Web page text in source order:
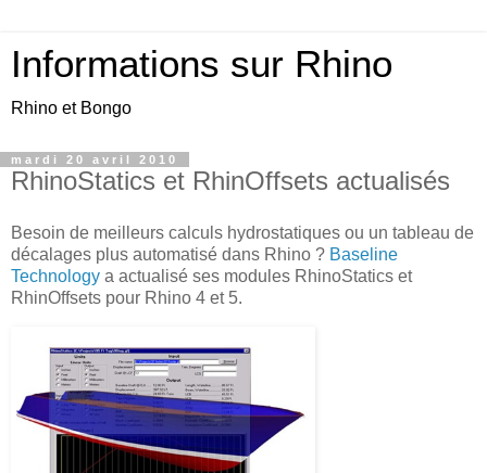
Informations sur Rhino
Rhino et Bongo
mardi 20 avril 2010
RhinoStatics et RhinOffsets actualisés
Besoin de meilleurs calculs hydrostatiques ou un tableau de
décalages plus automatisé dans Rhino ? Baseline
Technology a actualisé ses modules RhinoStatics et
RhinOffsets pour Rhino 4 et 5.